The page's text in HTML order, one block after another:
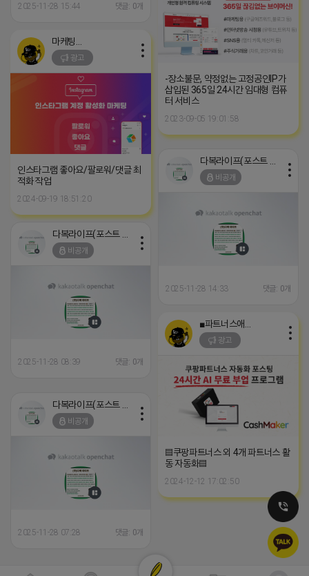
2025-11-28 15:44 댓글: 0개
-장소불문, 약정없는 고정공인IP가
삽입된 365일 24시간 임대형 컴퓨
터 서비스
2023-09-05 19:01:58
광고
인스타그램 좋아요/팔로워/댓글 최
적화 작업
2024-09-19 18:51:20
비공개
2025-11-28 14:33 댓글: 0개
비공개
2025-11-28 08:39 댓글: 0개
광고
▤쿠팡파트너스 외 4개 파트너스 활
동 자동화▤
2024-12-12 17:02:50
비공개
2025-11-28 07:28 댓글: 0개